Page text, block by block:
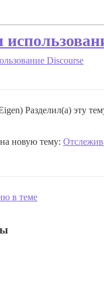
Discourse
Разделил(а) эту
новую тему:
в теме